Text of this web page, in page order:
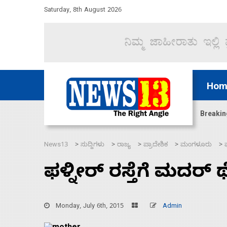
Saturday, 8th August 2026
ನಾರಾಯಣಸ್ವಾಮಿ ಸಚಿವ ಸಂಪುಟ ವಿಸ್ತರಣೆ
News13 > ಸುದ್ದಿಗಳು > ರಾಜ್ಯ > ಪ್ರಾದೇಶಿಕ > ಮಂಗಳೂರು >
ಫಳ್ನೀರ್ ರಸ್ತೆಗೆ ಮದರ್
Monday, July 6th, 2015 Admin